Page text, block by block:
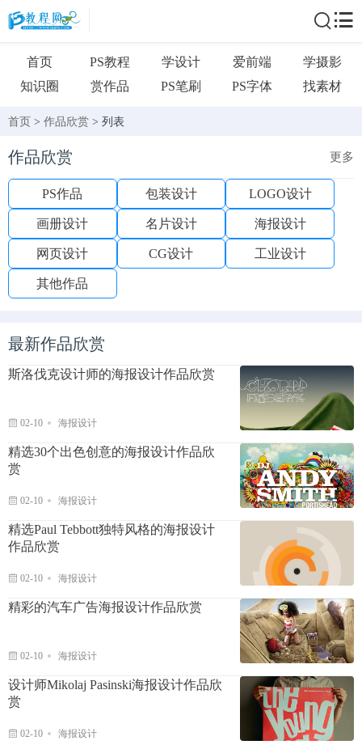
首页 PS教程 学设计 爱前端
学摄影
知识圈
赏作品 PS笔刷 PS字体 找素材
首页 > 作品欣赏 > 列表
作品欣赏 更多
PS作品 包装设计 LOGO设计
画册设计 名片设计 海报设计
网页设计 CG设计 工业设计
其他作品
最新作品欣赏
斯洛伐克设计师的海报设计作品欣赏
02-10 海报设计
精选30个出色创意的海报设计作品欣
赏
02-10 海报设计
精选Paul Tebbott独特风格的海报设计
作品欣赏
02-10 海报设计
精彩的汽车广告海报设计作品欣赏
02-10 海报设计
设计师Mikolaj Pasinski海报设计作品欣
赏
02-10 海报设计